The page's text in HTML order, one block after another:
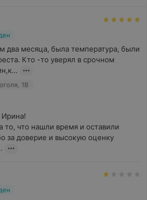
два месяца, была температура, были
Кто -то уверял в срочном
1B
то, что нашли время и оставили
за доверие и высокую оценку